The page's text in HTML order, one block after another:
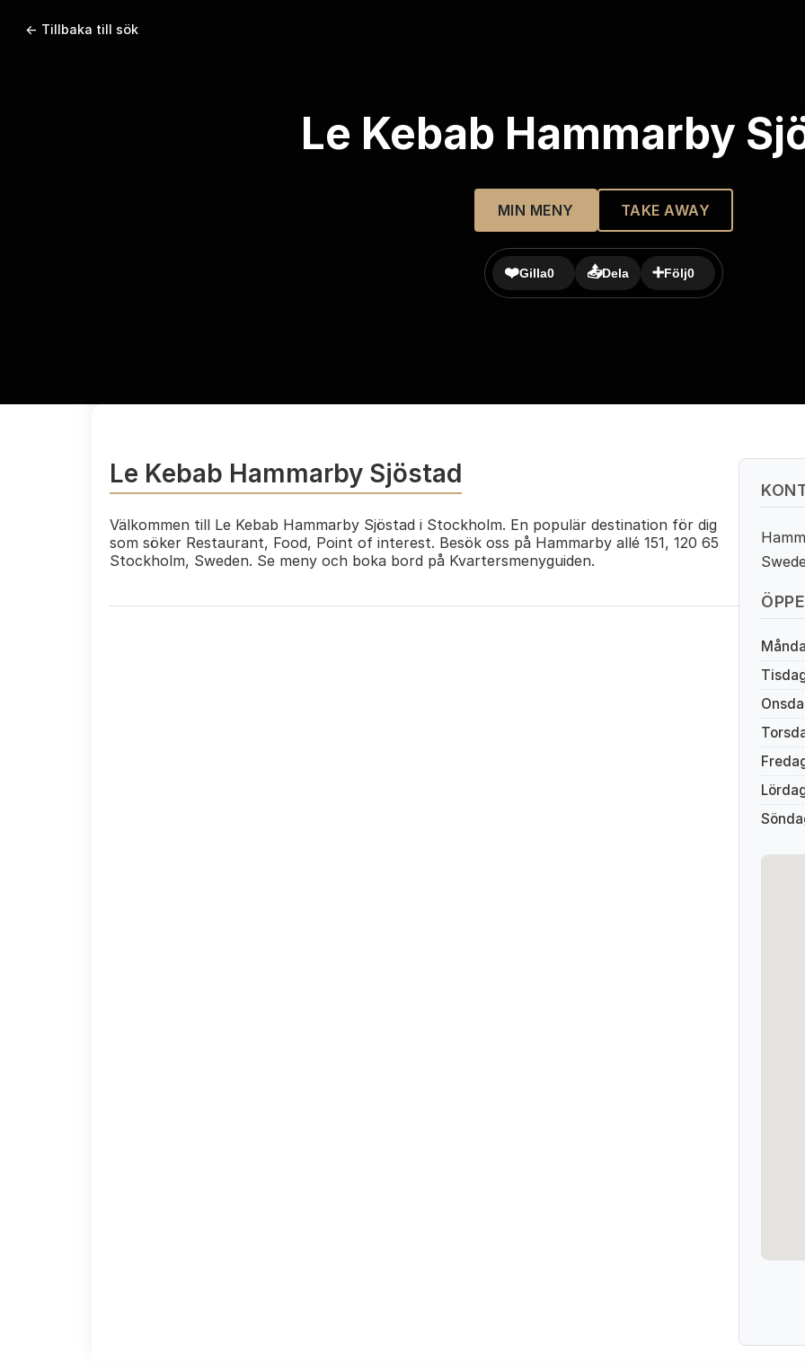
← Tillbaka till sök
Le Kebab Hammarby
MIN MENY TAKE AWAY
❤️Gilla0 📤Dela ➕Följ0
Le Kebab Hammarby Sjöstad
Välkommen till Le Kebab Hammarby Sjöstad i Stockholm. En populär destination för dig
som söker Restaurant, Food, Point of interest. Besök oss på Hammarby allé 151, 120 65
Stockholm, Sweden. Se meny och boka bord på Kvartersmenyguiden.